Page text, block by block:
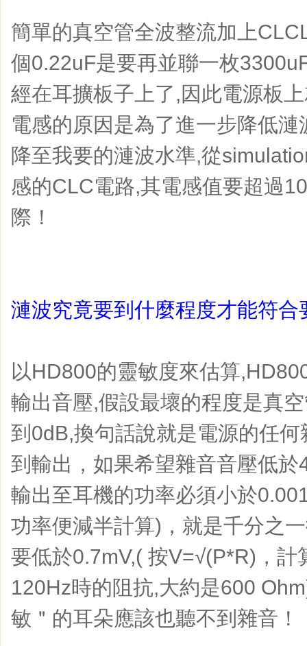
簡單的真空管全波整流加上
個0.22uF是要再並聯一枚
經在耳擴板子上了,因此電源板
電感的原因是為了進一步降低
降至我要的漣波水準,從
感的CLC電路,其電感值要超過
際！
漣波究竟要到什麼程度才能符合
以HD800的靈敏度來估算
輸出音壓,假設最壞的程度是真
到0dB,換句話說就是電源的任
到輸出，如果希望雜音音壓低
輸出至耳機的功率必須小於
功率便減半計算)，就是千分之
要低於0.7mV,( 按V=√(P*R)，
120Hz時的阻抗,大約是600
敏＂的耳朵應該也聽不到雜音！